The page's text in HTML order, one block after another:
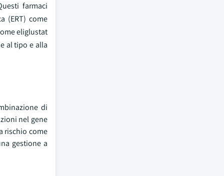
farmaci
(ERT) come
eliglustat
al tipo e alla
di
nel gene
rischio come
gestione a